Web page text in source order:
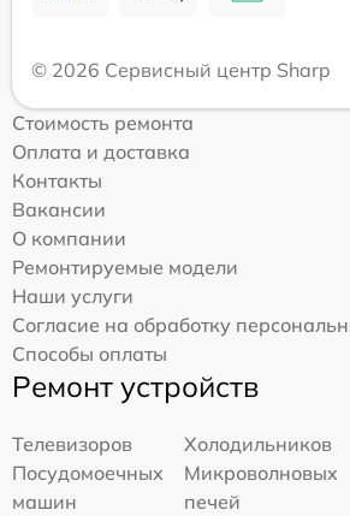
© 2026 Сервисный центр Sharp
Стоимость ремонта
Оплата и доставка
Контакты
Вакансии
О компании
Ремонтируемые модели
Наши услуги
Согласие на обработку
Способы оплаты
Ремонт устройств
Телевизоров
Холодильников
Посудомоечных
машин
Микроволновых
печей